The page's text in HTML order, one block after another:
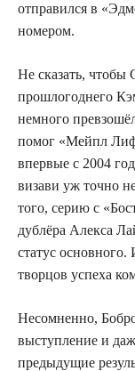
отправился в
номером.
Не сказать, чтобы
прошлогоднего
немного
помог «Мейпл
впервые с 2004
визави уж точно
того, серию с
дублёра Алекса
статус
творцов успеха
Несомненно,
выступление и
предыдущие